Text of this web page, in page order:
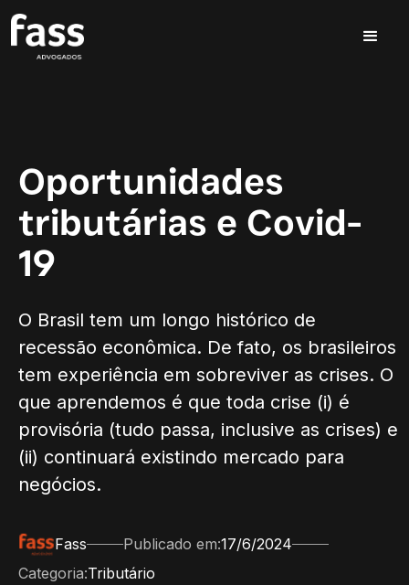
Oportunidades
tributárias e Covid-
19
O Brasil tem um longo histórico de
recessão econômica. De fato, os brasileiros
tem experiência em sobreviver as crises. O
que aprendemos é que toda crise (i) é
provisória (tudo passa, inclusive as crises) e
(ii) continuará existindo mercado para
negócios.
Fass Publicado em:17/6/2024
Categoria:Tributário